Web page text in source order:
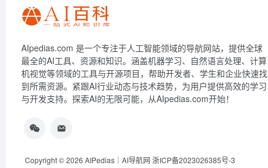
AIpedias.com 是一个专注于人工智能领域的导航网站，提供全球
最全的AI工具、资源和知识。涵盖机器学习、自然语言处理、计算
机视觉等领域的工具与开源项目，帮助开发者、学生和企业快速找
到所需资源。紧跟AI行业动态与技术趋势，为用户提供高效的学习
与开发支持。探索AI的无限可能，从AIpedias.com开始！
Copyright © 2026 AIPedias｜AI导航网 浙ICP备2023026385号-3